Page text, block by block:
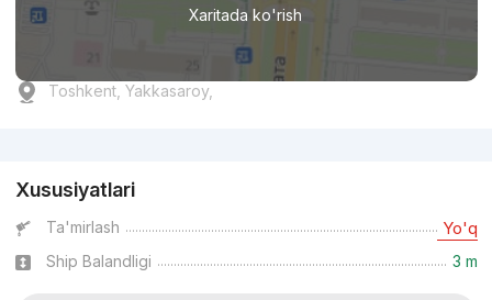
Xaritada ko'rish
Toshkent, Yakkasaroy,
Xususiyatlari
Ta'mirlash Yo'q
Ship Balandligi 3 m